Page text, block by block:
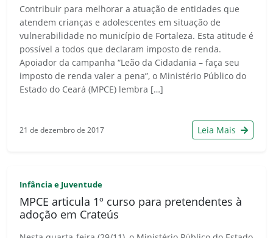
Contribuir para melhorar a atuação de entidades que
atendem crianças e adolescentes em situação de
vulnerabilidade no município de Fortaleza. Esta atitude é
possível a todos que declaram imposto de renda.
Apoiador da campanha “Leão da Cidadania – faça seu
imposto de renda valer a pena”, o Ministério Público do
Estado do Ceará (MPCE) lembra […]
21 de dezembro de 2017 Leia Mais
Infância e Juventude
MPCE articula 1º curso para pretendentes à
adoção em Crateús